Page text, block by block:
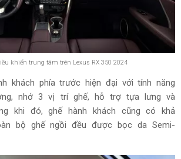
khiển trung tâm trên Lexus RX 350 2024
khách phía trước hiện đại với tính năng
nhớ 3 vị trí ghế, hỗ trợ tựa lưng và
khi đó, ghế hành khách cũng có khả
bộ ghế ngồi đều được bọc da Semi-